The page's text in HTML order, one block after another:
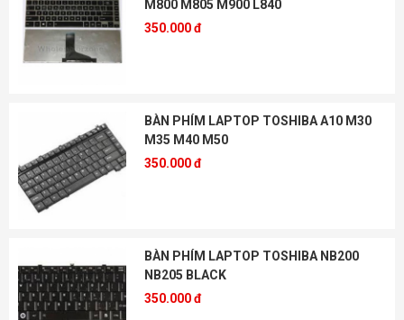
M800 M805 M900 L840
350.000 đ
BÀN PHÍM LAPTOP TOSHIBA A10 M30
M35 M40 M50
350.000 đ
BÀN PHÍM LAPTOP TOSHIBA NB200
NB205 BLACK
350.000 đ